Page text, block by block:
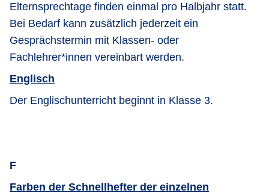
Elternsprechtage finden einmal pro Halbjahr statt.
Bei Bedarf kann zusätzlich jederzeit ein
Gesprächstermin mit Klassen- oder
Fachlehrer*innen vereinbart werden.
Englisch
Der Englischunterricht beginnt in Klasse 3.
F
Farben der Schnellhefter der einzelnen